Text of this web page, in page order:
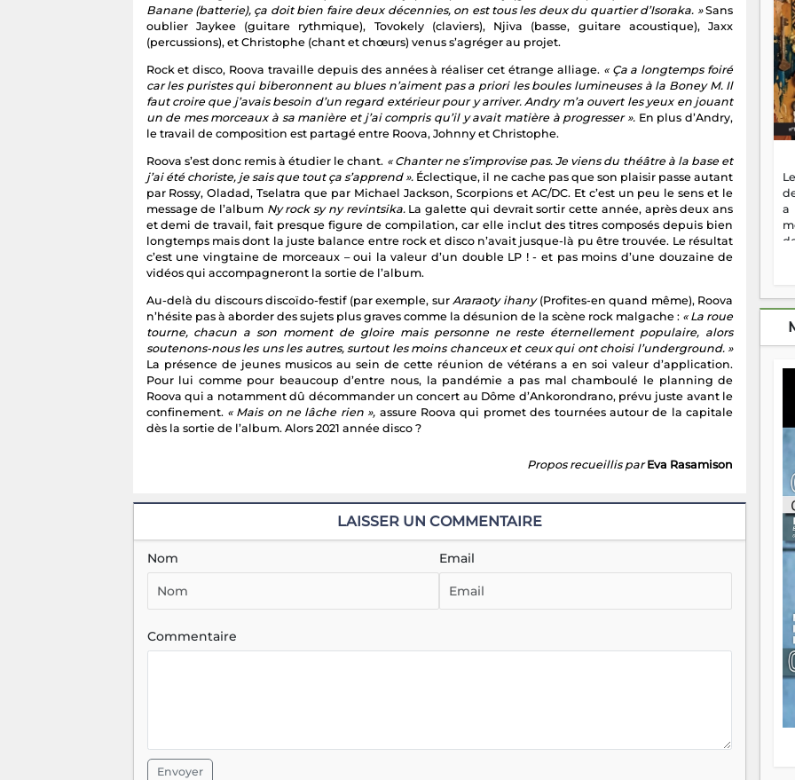
Banane (batterie), ça doit bien faire deux décennies, on est tous les deux du quartier d’Isoraka. »Sans
oublier Jaykee (guitare rythmique), Tovokely (claviers), Njiva (basse, guitare acoustique), Jaxx
(percussions), et Christophe (chant et chœurs) venus s’agréger au projet.
Rock et disco, Roova travaille depuis des années à réaliser cet étrange alliage.« Ça a longtemps foiré
car les puristes qui biberonnent au blues n’aiment pas a priori les boules lumineuses à la Boney M. Il
faut croire que j’avais besoin d’un regard extérieur pour y arriver. Andry m’a ouvert les yeux en jouant
un de mes morceaux à sa manière et j’ai compris qu’il y avait matière à progresser ». En plus d’Andry,
le travail de composition est partagé entre Roova, Johnny et Christophe.
Roova s’est donc remis à étudier le chant. « Chanter ne s’improvise pas. Je viens du théâtre à la base et
j’ai été choriste, je sais que tout ça s’apprend ». Éclectique, il ne cache pas que son plaisir passe autant
par Rossy, Oladad, Tselatra que par Michael Jackson, Scorpions et AC/DC. Et c’est un peu le sens et le
message de l’album Ny rock sy ny revintsika.La galette qui devrait sortir cette année, après deux ans
et demi de travail, fait presque figure de compilation, car elle inclut des titres composés depuis bien
longtemps mais dont la juste balance entre rock et disco n’avait jusque-là pu être trouvée. Le résultat
c’est une vingtaine de morceaux – oui la valeur d’un double LP ! - et pas moins d’une douzaine de
vidéos qui accompagneront la sortie de l’album.
Au-delà du discours discoïdo-festif (par exemple, surAraraoty ihany(Profites-en quand même), Roova
n’hésite pas à aborder des sujets plus graves comme la désunion de la scène rock malgache : « La roue
tourne, chacun a son moment de gloire mais personne ne reste éternellement populaire, alors
soutenons-nous les uns les autres, surtout les moins chanceux et ceux qui ont choisi l’underground. »
La présence de jeunes musicos au sein de cette réunion de vétérans a en soi valeur d’application.
Pour lui comme pour beaucoup d’entre nous, la pandémie a pas mal chamboulé le planning de
Roova qui a notamment dû décommander un concert au Dôme d’Ankorondrano, prévu juste avant le
confinement.« Mais on ne lâche rien », assure Roova qui promet des tournées autour de la capitale
dès la sortie de l’album. Alors 2021 année disco ?
Propos recueillis par Eva Rasamison
LAISSER UN COMMENTAIRE
Nom Email
Commentaire
Envoyer
a